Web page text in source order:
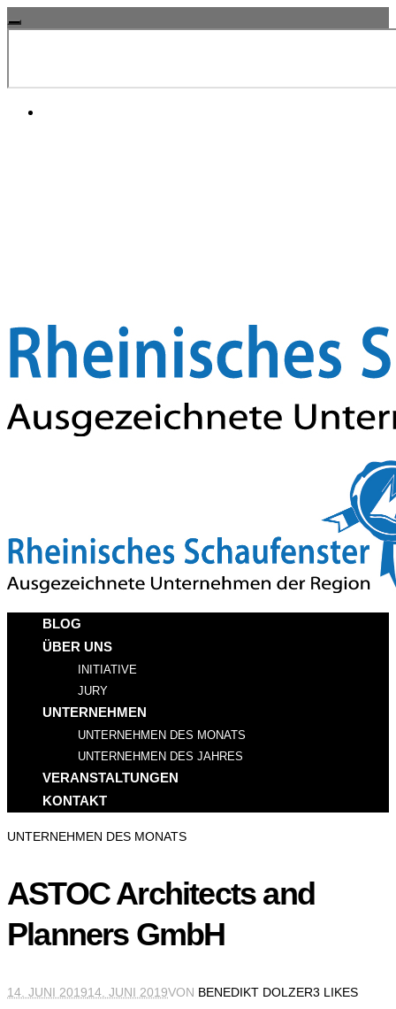
BLOG
ÜBER UNS
INITIATIVE
JURY
UNTERNEHMEN
UNTERNEHMEN DES MONATS
UNTERNEHMEN DES JAHRES
VERANSTALTUNGEN
KONTAKT
UNTERNEHMEN DES MONATS
ASTOC Architects and
Planners GmbH
14. JUNI 201914. JUNI 2019VON BENEDIKT DOLZER3 LIKES